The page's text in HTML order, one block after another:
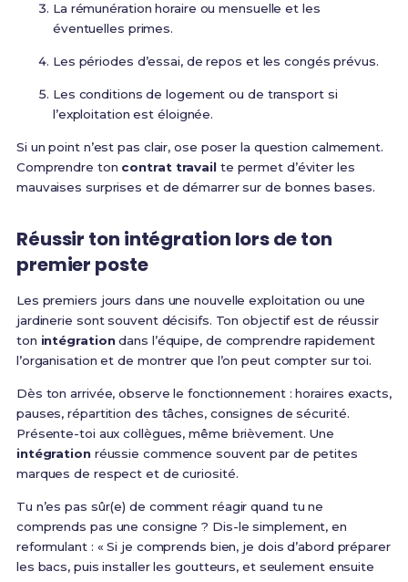
La rémunération horaire ou mensuelle et les
éventuelles primes.
Les périodes d’essai, de repos et les congés prévus.
Les conditions de logement ou de transport si
l’exploitation est éloignée.
Si un point n’est pas clair, ose poser la question calmement.
Comprendre ton contrat travailte permet d’éviter les
mauvaises surprises et de démarrer sur de bonnes bases.
Réussir ton intégration lors de ton
premier poste
Les premiers jours dans une nouvelle exploitation ou une
jardinerie sont souvent décisifs. Ton objectif est de réussir
ton intégrationdans l’équipe, de comprendre rapidement
l’organisation et de montrer que l’on peut compter sur toi.
Dès ton arrivée, observe le fonctionnement : horaires exacts,
pauses, répartition des tâches, consignes de sécurité.
Présente-toi aux collègues, même brièvement. Une
intégrationréussie commence souvent par de petites
marques de respect et de curiosité.
Tu n’es pas sûr(e) de comment réagir quand tu ne
comprends pas une consigne ? Dis-le simplement, en
reformulant : « Si je comprends bien, je dois d’abord préparer
les bacs, puis installer les goutteurs, et seulement ensuite